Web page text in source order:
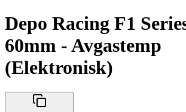
Depo Racing F1
60mm - Avgastemp
(Elektronisk)